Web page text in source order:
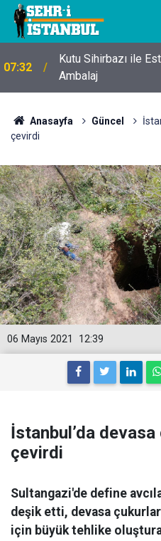
07:32
Kutu Sihirbazı ile
Ambalaj
Anasayfa Güncel
çevirdi
12:39
06 Mayıs 2021
İstanbul’da
çevirdi
Sultangazi'de define
deşik etti, devasa
için büyük tehlike